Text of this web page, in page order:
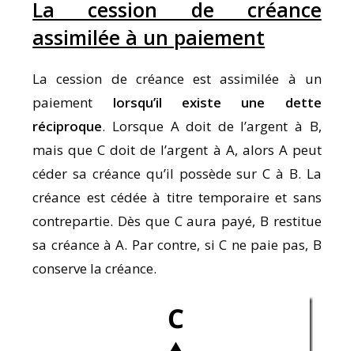
La cession de créance
assimilée à un paiement
La cession de créance est assimilée à un
paiement lorsqu’il existe une dette
réciproque. Lorsque A doit de l’argent à B,
mais que C doit de l’argent à A, alors A peut
céder sa créance qu’il possède sur C à B. La
créance est cédée à titre temporaire et sans
contrepartie. Dès que C aura payé, B restitue
sa créance à A. Par contre, si C ne paie pas, B
conserve la créance.